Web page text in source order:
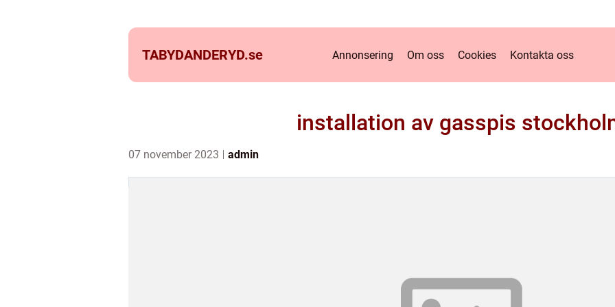
TABYDANDERYD.se Annonsering Om oss Cookies Kontakta oss
installation av gasspis
07 november 2023 admin